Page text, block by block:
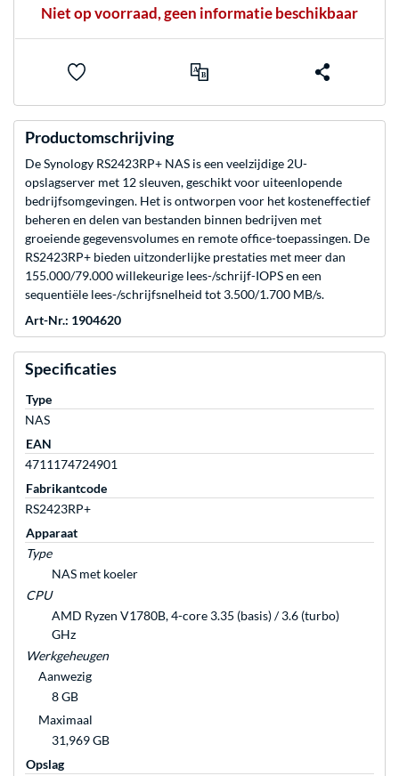
Niet op voorraad, geen informatie beschikbaar
Productomschrijving
De Synology RS2423RP+ NAS is een veelzijdige 2U-
opslagserver met 12 sleuven, geschikt voor uiteenlopende
bedrijfsomgevingen. Het is ontworpen voor het kosteneffectief
beheren en delen van bestanden binnen bedrijven met
groeiende gegevensvolumes en remote office-toepassingen. De
RS2423RP+ bieden uitzonderlijke prestaties met meer dan
155.000/79.000 willekeurige lees-/schrijf-IOPS en een
sequentiële lees-/schrijfsnelheid tot 3.500/1.700 MB/s.
Art-Nr.: 1904620
Specificaties
Type
NAS
EAN
4711174724901
Fabrikantcode
RS2423RP+
Apparaat
Type
NAS met koeler
CPU
AMD Ryzen V1780B, 4-core 3.35 (basis) / 3.6 (turbo)
GHz
Werkgeheugen
Aanwezig
8 GB
Maximaal
31,969 GB
Opslag